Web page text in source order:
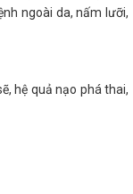
ngoài da, nấm lưỡi,
hệ quả nạo phá thai,